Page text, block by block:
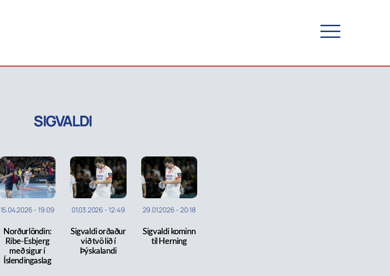
SIGVALDI
15.04.2026 - 19:09
Norðurlöndin:
Ribe-Esbjerg
með sigur í
Íslendingaslag
01.03.2026 -12:49
Sigvaldi orðaður
við tvö lið í
Þýskalandi
29.01.2026 - 20:18
Sigvaldi kominn
til Herning